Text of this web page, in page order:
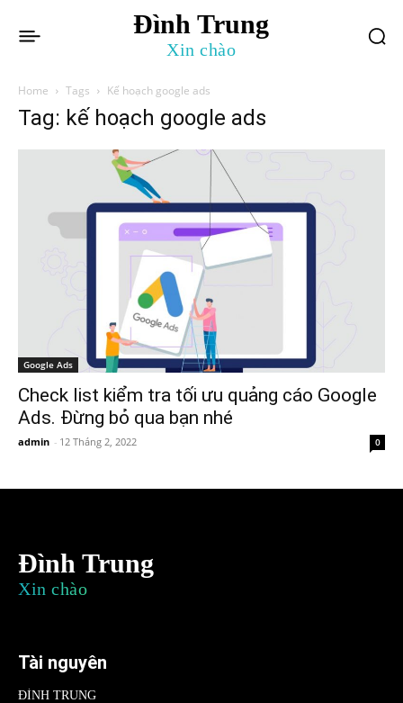
Đình Trung
Xin chào
Home Tags Kế hoạch google ads
Tag: kế hoạch google ads
Google Ads
Check list kiểm tra tối ưu quảng cáo Google
Ads. Đừng bỏ qua bạn nhé
admin - 12 Tháng 2, 2022 0
Đình Trung
Xin chào
Tài nguyên
ĐÌNH TRUNG